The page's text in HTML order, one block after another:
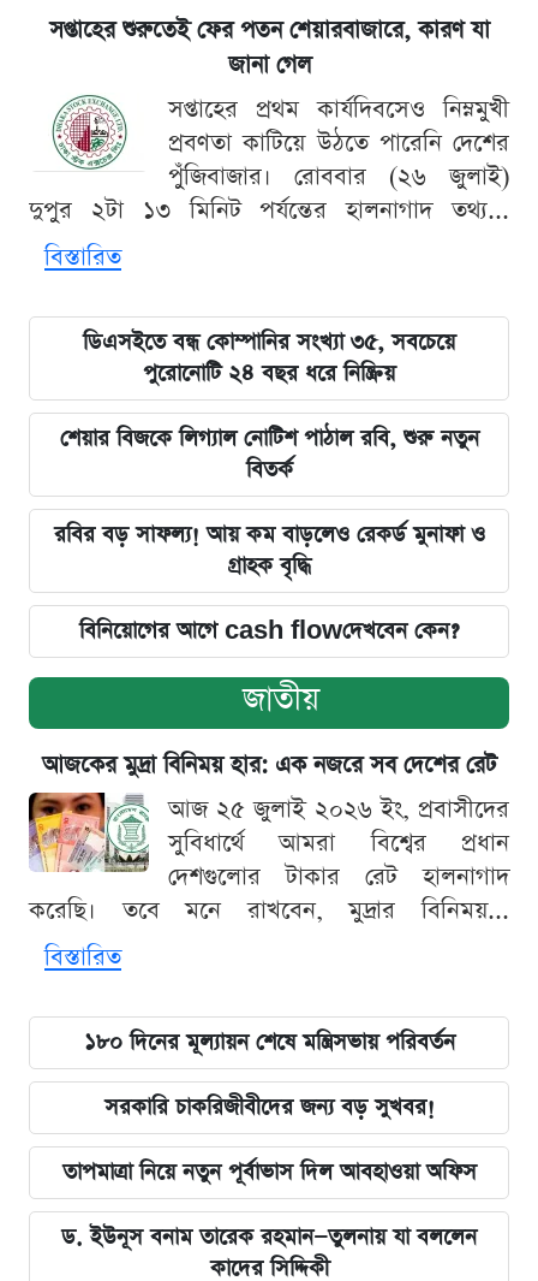
সপ্তাহের শুরুতেই ফের পতন শেয়ারবাজারে, কারণ যা
জানা গেল
সপ্তাহের প্রথম কার্যদিবসেও নিম্নমুখী
প্রবণতা কাটিয়ে উঠতে পারেনি দেশের
পুঁজিবাজার। রোববার (২৬ জুলাই)
দুপুর ২টা ১৩ মিনিট পর্যন্তের হালনাগাদ তথ্য...
বিস্তারিত
ডিএসইতে বন্ধ কোম্পানির সংখ্যা ৩৫, সবচেয়ে
পুরোনোটি ২৪ বছর ধরে নিষ্ক্রিয়
শেয়ার বিজকে লিগ্যাল নোটিশ পাঠাল রবি, শুরু নতুন
বিতর্ক
রবির বড় সাফল্য! আয় কম বাড়লেও রেকর্ড মুনাফা ও
গ্রাহক বৃদ্ধি
বিনিয়োগের আগে cash flowদেখবেন কেন?
জাতীয়
আজকের মুদ্রা বিনিময় হার: এক নজরে সব দেশের রেট
আজ ২৫ জুলাই ২০২৬ ইং, প্রবাসীদের
সুবিধার্থে আমরা বিশ্বের প্রধান
দেশগুলোর টাকার রেট হালনাগাদ
করেছি। তবে মনে রাখবেন, মুদ্রার বিনিময়...
বিস্তারিত
১৮০ দিনের মূল্যায়ন শেষে মন্ত্রিসভায় পরিবর্তন
সরকারি চাকরিজীবীদের জন্য বড় সুখবর!
তাপমাত্রা নিয়ে নতুন পূর্বাভাস দিল আবহাওয়া অফিস
ড. ইউনূস বনাম তারেক রহমান—তুলনায় যা বললেন
কাদের সিদ্দিকী